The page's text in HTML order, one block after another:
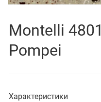
Montelli 4801
Pompei
Характеристики